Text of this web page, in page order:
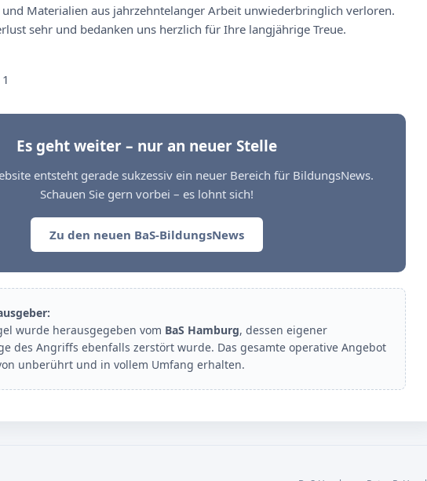
und Materialien aus jahrzehntelanger Arbeit unwiederbringlich verloren.
sehr und bedanken uns herzlich für Ihre langjährige Treue.
Es geht weiter – nur an neuer Stelle
entsteht gerade sukzessiv ein neuer Bereich für BildungsNews.
Schauen Sie gern vorbei – es lohnt sich!
Zu den neuen BaS-BildungsNews
wurde herausgegeben vom BaS Hamburg, dessen eigener
des Angriffs ebenfalls zerstört wurde. Das gesamte operative Angebot
unberührt und in vollem Umfang erhalten.